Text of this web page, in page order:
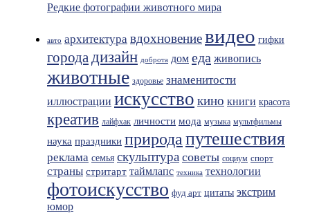
Редкие фотографии животного мира
авто архитектура вдохновениевидео гифки
города дизайн доброта дом еда живопись
животные здоровье знаменитости
иллюстрации искусство кино книги красота
креатив лайфхак личности мода музыка мультфильмы
наука праздники природа путешествия
реклама семья скульптура советы социум спорт
страны стритарт таймлапс техника технологии
фотоискусство фуд арт цитаты экстрим
юмор